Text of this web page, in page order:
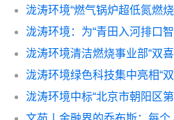
泷涛环境：为“青田入河排口
泷涛环境清洁燃烧事业部“双
泷涛环境绿色科技集中亮相“
泷涛环境中标“北京市朝阳区